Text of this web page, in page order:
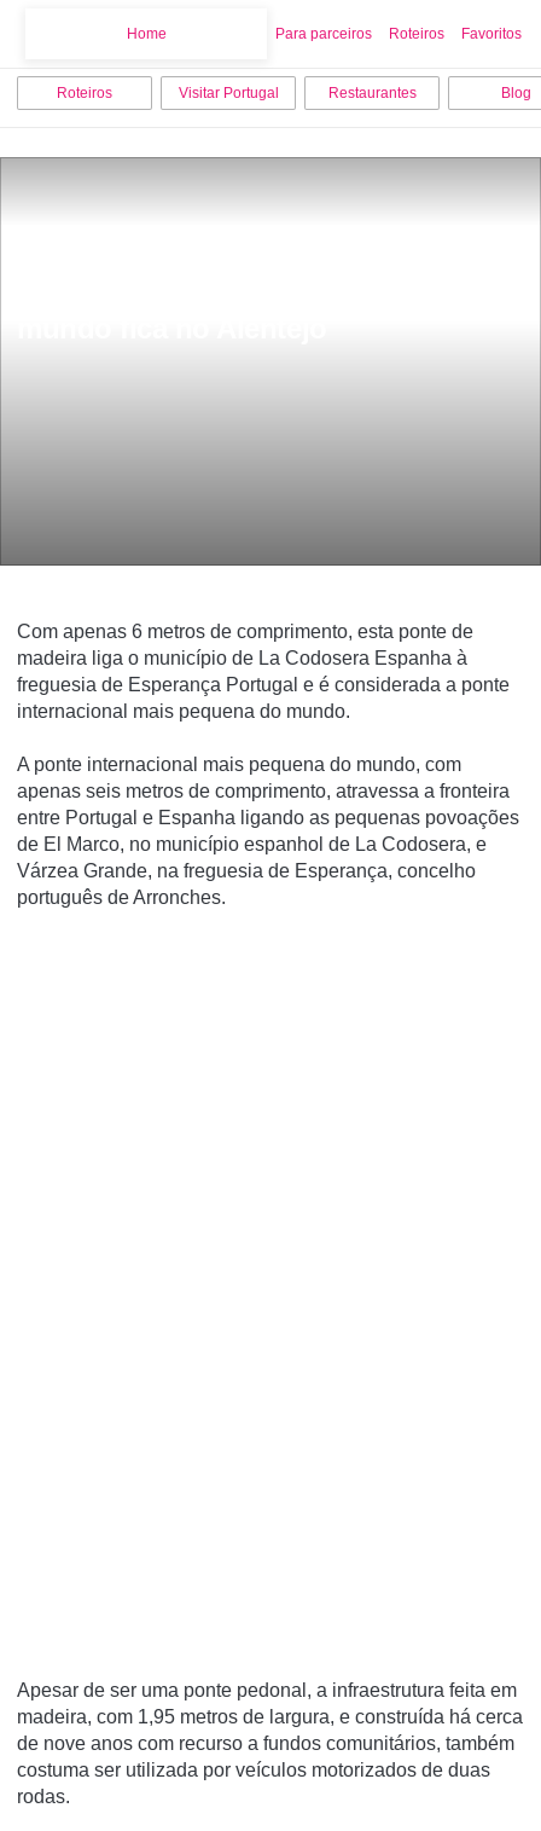
Home Para parceiros Roteiros Favoritos
Roteiros Visitar Portugal Restaurantes Blog
Com apenas 6 metros de comprimento, esta ponte de
madeira liga o município de La Codosera Espanha à
freguesia de Esperança Portugal e é considerada a ponte
internacional mais pequena do mundo.
A ponte internacional mais pequena do mundo, com
apenas seis metros de comprimento, atravessa a fronteira
entre Portugal e Espanha ligando as pequenas povoações
de El Marco, no município espanhol de La Codosera, e
Várzea Grande, na freguesia de Esperança, concelho
português de Arronches.
Apesar de ser uma ponte pedonal, a infraestrutura feita em
madeira, com 1,95 metros de largura, e construída há cerca
de nove anos com recurso a fundos comunitários, também
costuma ser utilizada por veículos motorizados de duas
rodas.